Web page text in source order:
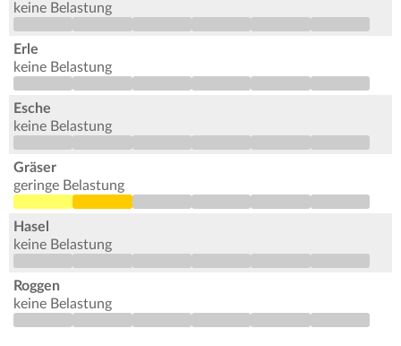
keine Belastung
Erle
keine Belastung
Esche
keine Belastung
Gräser
geringe Belastung
Hasel
keine Belastung
Roggen
keine Belastung